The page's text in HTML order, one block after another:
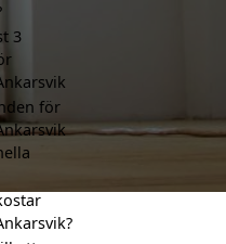
3
för